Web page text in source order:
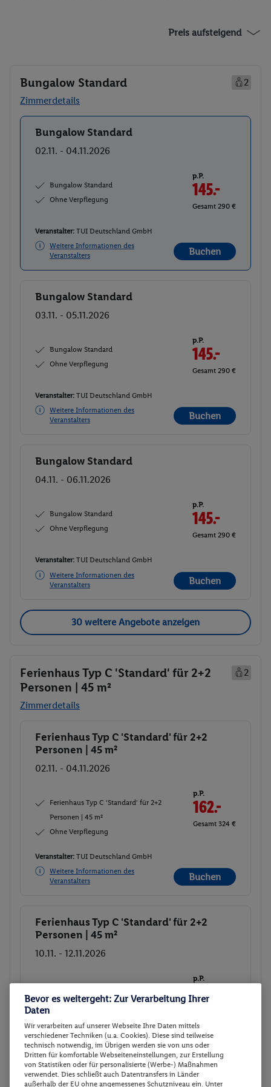
Preis aufsteigend
Bungalow Standard
2
Zimmerdetails
Buchen
Bungalow Standard
02.11. - 04.11.2026
Bungalow Standard
Ohne Verpflegung
p.P.
145.-
Gesamt 290 €
Veranstalter: TUI Deutschland GmbH
Weitere Informationen des
Veranstalters
Buchen
Buchen
Bungalow Standard
03.11. - 05.11.2026
Bungalow Standard
Ohne Verpflegung
p.P.
145.-
Gesamt 290 €
Veranstalter: TUI Deutschland GmbH
Weitere Informationen des
Veranstalters
Buchen
Buchen
Bungalow Standard
04.11. - 06.11.2026
Bungalow Standard
Ohne Verpflegung
p.P.
145.-
Gesamt 290 €
Veranstalter: TUI Deutschland GmbH
Weitere Informationen des
Veranstalters
Buchen
30 weitere Angebote anzeigen
Ferienhaus Typ C 'Standard' für 2+2
Personen | 45 m²
2
Zimmerdetails
Buchen
Ferienhaus Typ C 'Standard' für 2+2
Personen | 45 m²
02.11. - 04.11.2026
Ferienhaus Typ C 'Standard' für 2+2
Personen | 45 m²
Ohne Verpflegung
p.P.
162.-
Gesamt 324 €
Veranstalter: TUI Deutschland GmbH
Weitere Informationen des
Veranstalters
Buchen
Buchen
Ferienhaus Typ C 'Standard' für 2+2
Personen | 45 m²
10.11. - 12.11.2026
Personen | 45 m²
p.P.
162.-
Veranstalter:
TUI Deutschland GmbH
Weitere Informationen des
Veranstalters
Buchen
Bevor es weitergeht: Zur Verarbeitung Ihrer
Daten
Wir verarbeiten auf unserer Webseite Ihre Daten mittels
verschiedener Techniken (u.a. Cookies). Diese sind teilweise
technisch notwendig, im Übrigen werden sie von uns oder
Dritten für komfortable Webseiteneinstellungen, zur Erstellung
von Statistiken oder für personalisierte (Werbe-) Maßnahmen
verwendet. Dies schließt auch Datentransfers in Länder
außerhalb der EU ohne angemessenes Schutzniveau ein. Unter